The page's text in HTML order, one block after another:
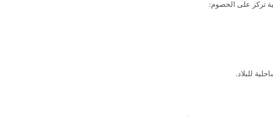
تركز على الخصوم: